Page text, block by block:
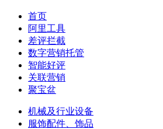
首页
阿里工具
差评拦截
数字营销托管
智能好评
关联营销
聚宝盆
机械及行业设备
服饰配件、饰品